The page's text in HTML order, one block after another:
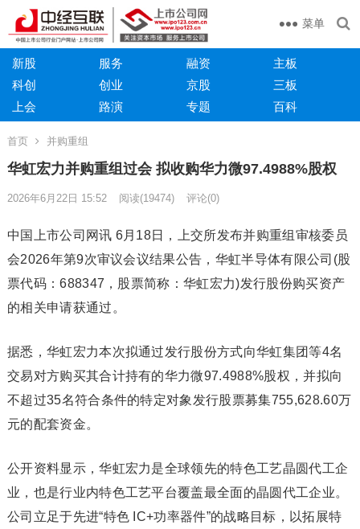
菜单
新股 服务 融资
主板
科创
创业 京股
三板
上会
路演 专题 百科
首页 并购重组
华虹宏力并购重组过会 拟收购华力微97.4988%股权
2026年6月22日 15:52 阅读(19474) 评论(0)
中国上市公司网讯 6月18日，上交所发布并购重组审核委员
会2026年第9次审议会议结果公告，华虹半导体有限公司(股
票代码：688347，股票简称：华虹宏力)发行股份购买资产
的相关申请获通过。
据悉，华虹宏力本次拟通过发行股份方式向华虹集团等4名
交易对方购买其合计持有的华力微97.4988%股权，并拟向
不超过35名符合条件的特定对象发行股票募集755,628.60万
元的配套资金。
公开资料显示，华虹宏力是全球领先的特色工艺晶圆代工企
业，也是行业内特色工艺平台覆盖最全面的晶圆代工企业。
公司立足于先进“特色 IC+功率器件”的战略目标，以拓展特